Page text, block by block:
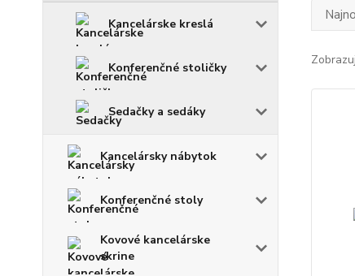
Kancelárske kreslá
Konferenčné stoličky
Sedačky a sedáky
Kancelársky nábytok
Konferenčné stoly
Kovové kancelárske
skrine